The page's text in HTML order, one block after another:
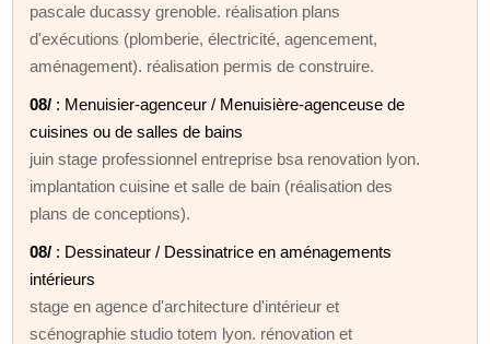
pascale ducassy grenoble. réalisation plans
d'exécutions (plomberie, électricité, agencement,
aménagement). réalisation permis de construire.
08/ : Menuisier-agenceur / Menuisière-agenceuse de
cuisines ou de salles de bains
juin stage professionnel entreprise bsa renovation lyon.
implantation cuisine et salle de bain (réalisation des
plans de conceptions).
08/ : Dessinateur / Dessinatrice en aménagements
intérieurs
stage en agence d'architecture d'intérieur et
scénographie studio totem lyon. rénovation et